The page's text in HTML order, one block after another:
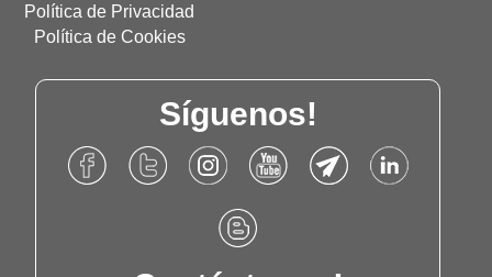
Política de Privacidad
Política de Cookies
Síguenos!
Accede
al
Accede
al
Accede
al
Instagram
Accede
al
de
Accede
al
Accede
al
Accede
al
Blog